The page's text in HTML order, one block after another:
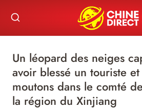
content
Un léopard des neiges
avoir blessé un touriste
moutons dans le comté
la région du Xinjiang